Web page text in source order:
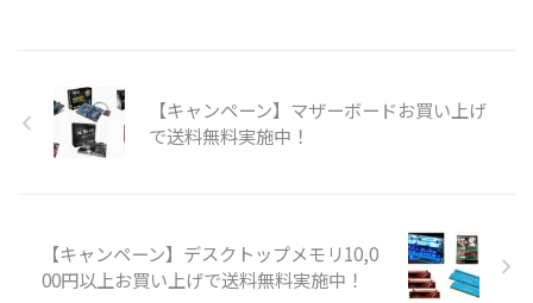
【キャンペーン】マザーボードお買い上げ
で送料無料実施中！
【キャンペーン】デスクトップメモリ10,0
00円以上お買い上げで送料無料実施中！